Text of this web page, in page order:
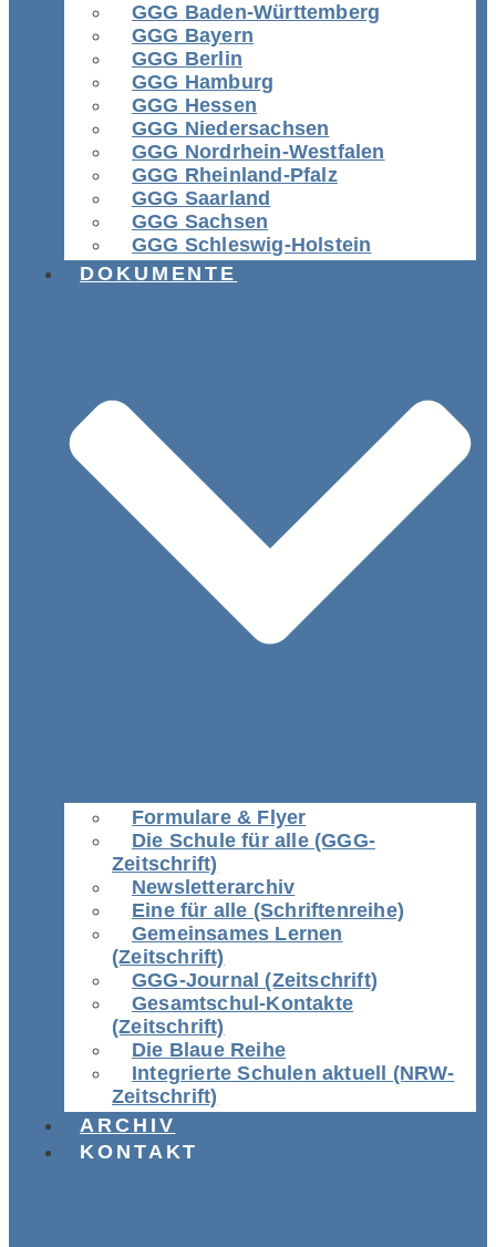
GGG Baden-Württemberg
GGG Bayern
GGG Berlin
GGG Hamburg
GGG Hessen
GGG Niedersachsen
GGG Nordrhein-Westfalen
GGG Rheinland-Pfalz
GGG Saarland
GGG Sachsen
GGG Schleswig-Holstein
DOKUMENTE
Formulare & Flyer
Die Schule für alle (GGG-
Zeitschrift)
Newsletterarchiv
Eine für alle (Schriftenreihe)
Gemeinsames Lernen
(Zeitschrift)
GGG-Journal (Zeitschrift)
Gesamtschul-Kontakte
(Zeitschrift)
Die Blaue Reihe
Integrierte Schulen aktuell (NRW-
Zeitschrift)
ARCHIV
KONTAKT